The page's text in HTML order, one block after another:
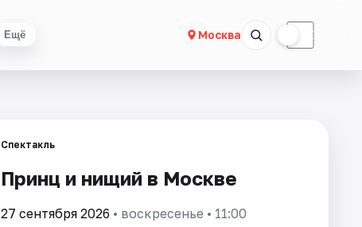
Ещё Москва ☾
Спектакль
Принц и нищий в Москве
27 сентября 2026 • воскресенье • 11:00